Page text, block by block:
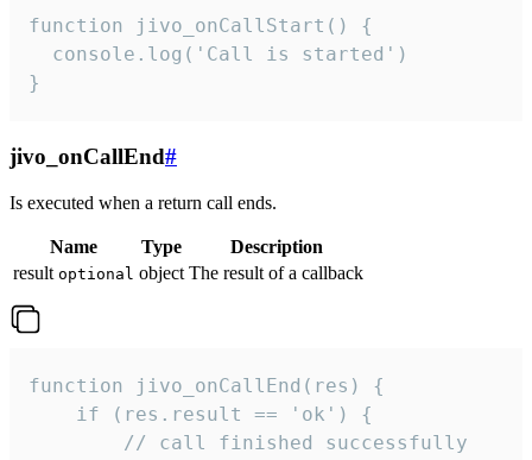
function jivo_onCallStart() {
  console.log('Call is started')
}
jivo_onCallEnd#
Is executed when a return call ends.
Name Type
Description
result optional object The result of a callback
function jivo_onCallEnd(res) {
    if (res.result == 'ok') {
        // call finished successfully